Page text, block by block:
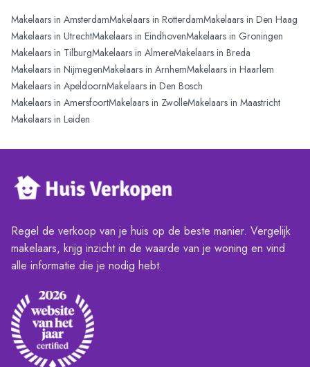
Makelaars in AmsterdamMakelaars in RotterdamMakelaars in Den Haag
Makelaars in UtrechtMakelaars in EindhovenMakelaars in Groningen
Makelaars in TilburgMakelaars in AlmereMakelaars in Breda
Makelaars in NijmegenMakelaars in ArnhemMakelaars in Haarlem
Makelaars in ApeldoornMakelaars in Den Bosch
Makelaars in AmersfoortMakelaars in ZwolleMakelaars in Maastricht
Makelaars in Leiden
Regel de verkoop van je huis op de beste manier. Vergelijk
makelaars, krijg inzicht in de waarde van je woning en vind
alle informatie die je nodig hebt.